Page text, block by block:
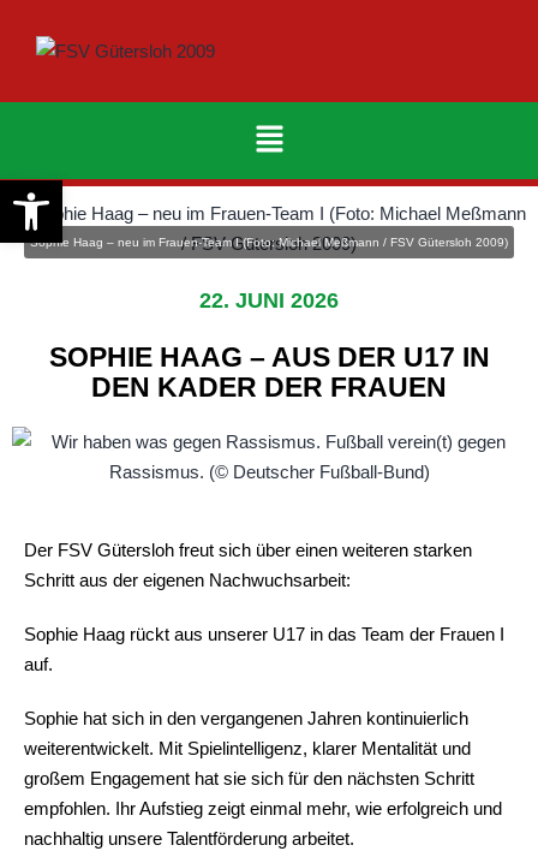
Sophie Haag – neu im Frauen‑Team I (Foto: Michael Meßmann / FSV Gütersloh 2009)
22. JUNI 2026
SOPHIE HAAG – AUS DER U17 IN
DEN KADER DER FRAUEN
Der FSV Gütersloh freut sich über einen weiteren starken
Schritt aus der eigenen Nachwuchsarbeit:
Sophie Haag rückt aus unserer U17 in das Team der Frauen I
auf.
Sophie hat sich in den vergangenen Jahren kontinuierlich
weiterentwickelt. Mit Spielintelligenz, klarer Mentalität und
großem Engagement hat sie sich für den nächsten Schritt
empfohlen. Ihr Aufstieg zeigt einmal mehr, wie erfolgreich und
nachhaltig unsere Talentförderung arbeitet.
Werkzeugleiste öffnen